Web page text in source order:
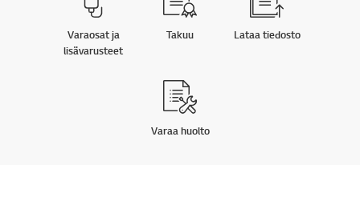
Varaosat ja
lisävarusteet
Takuu Lataa tiedosto
Varaa huolto